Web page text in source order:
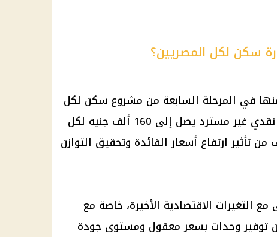
سكن لكل المصريين؟
في المرحلة السابعة من مشروع سكن لكل
غير مسترد يصل إلى 160 ألف جنيه لكل
تأثير ارتفاع أسعارالفائدة وتحقيق التوازن
التغيرات الاقتصادية الأخيرة، خاصة مع
توفير وحدات بسعر معقول ومستوى جودة